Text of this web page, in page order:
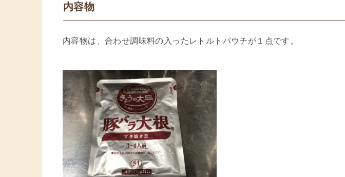
内容物
内容物は、合わせ調味料の入ったレトルトパウチが１点です。